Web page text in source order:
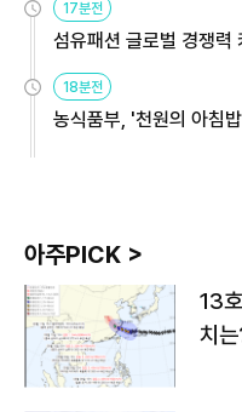
17분전
섬유패션 글로벌 경쟁
원
18분전
농식품부, '천원의 아침
아주PICK >
13
치